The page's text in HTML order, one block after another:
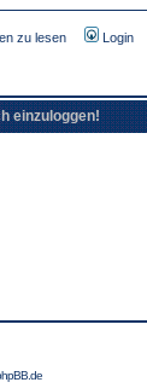
zu lesen Login
einzuloggen!